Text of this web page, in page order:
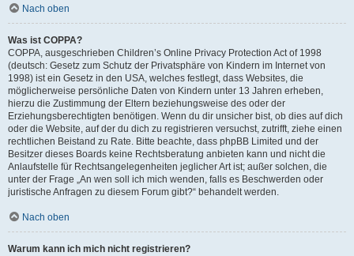
Nach oben
Was ist COPPA?
COPPA, ausgeschrieben Children’s Online Privacy Protection Act of 1998
(deutsch: Gesetz zum Schutz der Privatsphäre von Kindern im Internet von
1998) ist ein Gesetz in den USA, welches festlegt, dass Websites, die
möglicherweise persönliche Daten von Kindern unter 13 Jahren erheben,
hierzu die Zustimmung der Eltern beziehungsweise des oder der
Erziehungsberechtigten benötigen. Wenn du dir unsicher bist, ob dies auf dich
oder die Website, auf der du dich zu registrieren versuchst, zutrifft, ziehe einen
rechtlichen Beistand zu Rate. Bitte beachte, dass phpBB Limited und der
Besitzer dieses Boards keine Rechtsberatung anbieten kann und nicht die
Anlaufstelle für Rechtsangelegenheiten jeglicher Art ist; außer solchen, die
unter der Frage „An wen soll ich mich wenden, falls es Beschwerden oder
juristische Anfragen zu diesem Forum gibt?“ behandelt werden.
Nach oben
Warum kann ich mich nicht registrieren?